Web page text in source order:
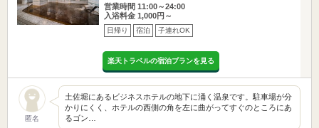
営業時間 11:00～24:00
入浴料金 1,000円～
日帰り 宿泊 子連れOK
楽天トラベルの宿泊プランを見る
匿名
土佐堀にあるビジネスホテルの地下に涌く温泉です。駐車場が分
かりにくく、ホテルの西側の角を左に曲がってすぐのところにあ
るゴン…